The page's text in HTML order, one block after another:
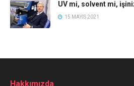
UV mi, solvent mi,
15 MAYIS 2021
Hakkımızda